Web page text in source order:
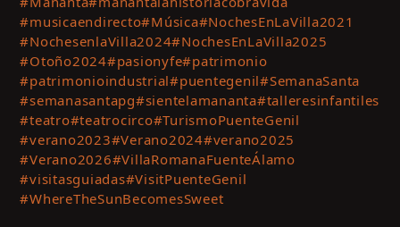
#musicaendirecto#Música#NochesEnLaVilla2021
#NochesenlaVilla2024#NochesEnLaVilla2025
#Otoño2024#pasionyfe#patrimonio
#patrimonioindustrial#puentegenil#SemanaSanta
#semanasantapg#sientelamananta#talleresinfantiles
#teatro#teatrocirco#TurismoPuenteGenil
#verano2023#Verano2024#verano2025
#Verano2026#VillaRomanaFuenteÁlamo
#visitasguiadas#VisitPuenteGenil
#WhereTheSunBecomesSweet